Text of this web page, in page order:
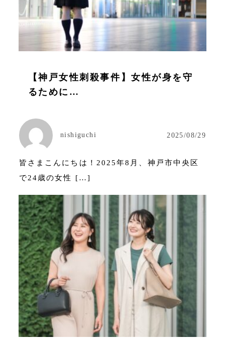
【神戸女性刺殺事件】女性が身を守
るために…
nishiguchi 2025/08/29
皆さまこんにちは！2025年8月、神戸市中央区
で24歳の女性 […]